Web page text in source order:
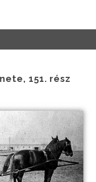
151. rész